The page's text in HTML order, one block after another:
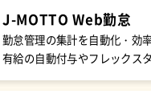
J-MOTTOWeb勤怠
勤怠管理の集計を自動化・効
有給の自動付与やフレックス